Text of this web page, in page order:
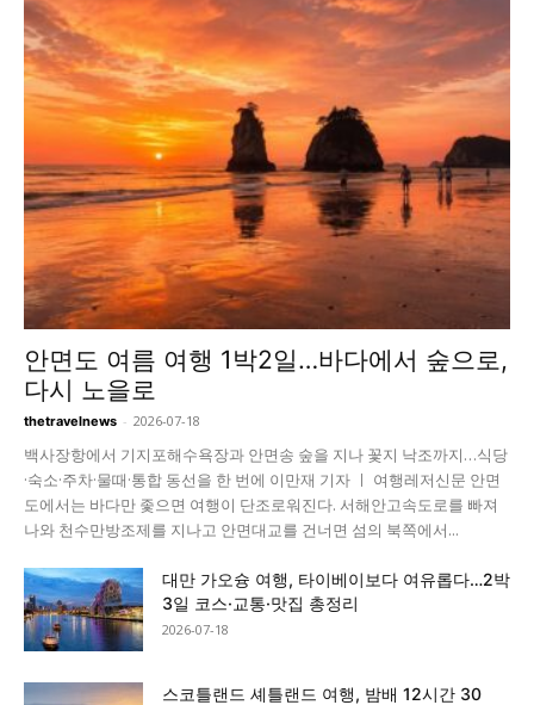
안면도 여름 여행 1박2일…바다에서 숲으로,
다시 노을로
thetravelnews - 2026-07-18
백사장항에서 기지포해수욕장과 안면송 숲을 지나 꽃지 낙조까지…식당
·숙소·주차·물때·통합 동선을 한 번에 이만재 기자 ㅣ 여행레저신문 안면
도에서는 바다만 좇으면 여행이 단조로워진다. 서해안고속도로를 빠져
나와 천수만방조제를 지나고 안면대교를 건너면 섬의 북쪽에서...
대만 가오슝 여행, 타이베이보다 여유롭다…2박
3일 코스·교통·맛집 총정리
2026-07-18
스코틀랜드 셰틀랜드 여행, 밤배 12시간 30